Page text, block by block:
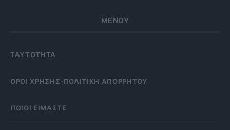
ΜΕΝΟΥ
ΤΑΥΤΟΤΗΤΑ
OΡΟΙ ΧΡΗΣΗΣ-ΠΟΛΙΤΙΚΗ ΑΠΟΡΡΗΤΟΥ
ΠΟΙΟΙ ΕΙΜΑΣΤΕ